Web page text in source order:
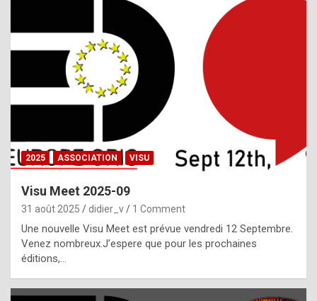
l
,
g
h
t
f
2025 ASSOCIATION VISU
Visu Meet 2025-09
31 août 2025 didier_v 1 Comment
Une nouvelle Visu Meet est prévue vendredi 12 Septembre.
Venez nombreux.J’espere que pour les prochaines
éditions,…